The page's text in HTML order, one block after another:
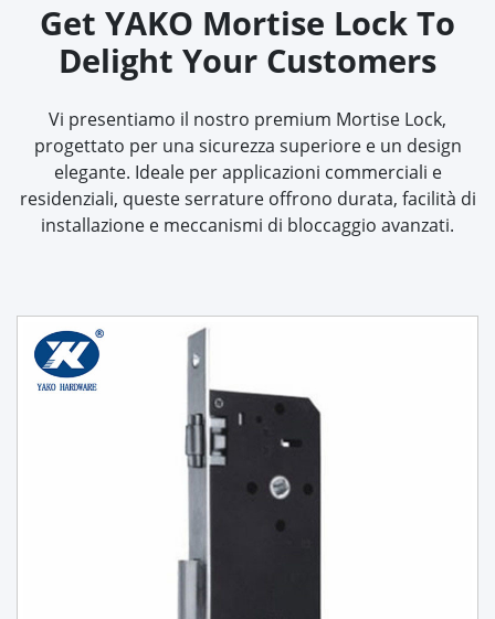
Get YAKO Mortise Lock To
Delight Your Customers
Vi presentiamo il nostro premium Mortise Lock,
progettato per una sicurezza superiore e un design
elegante. Ideale per applicazioni commerciali e
residenziali, queste serrature offrono durata, facilità di
installazione e meccanismi di bloccaggio avanzati.